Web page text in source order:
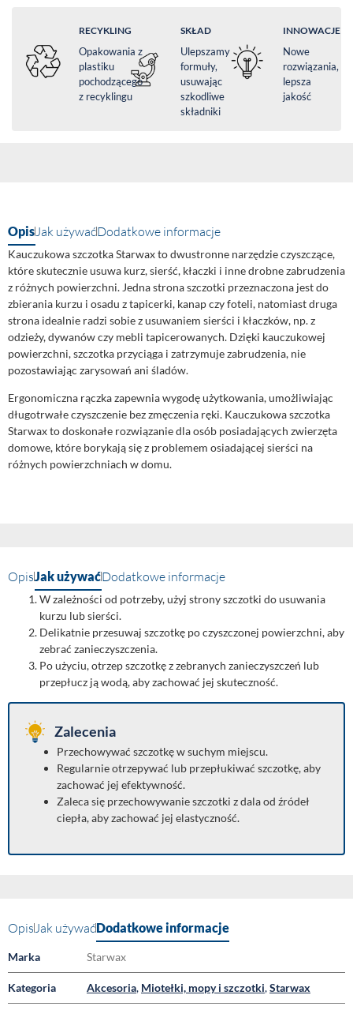
RECYKLING
Opakowania z
plastiku
pochodzącego
z recyklingu
SKŁAD
Ulepszamy
formuły,
usuwając
szkodliwe
składniki
INNOWACJE
Nowe
rozwiązania,
lepsza
jakość
OpisJak używaćDodatkowe informacje
Kauczukowa szczotka Starwax to dwustronne narzędzie czyszczące,
które skutecznie usuwa kurz, sierść, kłaczki i inne drobne zabrudzenia
z różnych powierzchni. Jedna strona szczotki przeznaczona jest do
zbierania kurzu i osadu z tapicerki, kanap czy foteli, natomiast druga
strona idealnie radzi sobie z usuwaniem sierści i kłaczków, np. z
odzieży, dywanów czy mebli tapicerowanych. Dzięki kauczukowej
powierzchni, szczotka przyciąga i zatrzymuje zabrudzenia, nie
pozostawiając zarysowań ani śladów.
Ergonomiczna rączka zapewnia wygodę użytkowania, umożliwiając
długotrwałe czyszczenie bez zmęczenia ręki. Kauczukowa szczotka
Starwax to doskonałe rozwiązanie dla osób posiadających zwierzęta
domowe, które borykają się z problemem osiadającej sierści na
różnych powierzchniach w domu.
Opis Jak używaćDodatkowe informacje
W zależności od potrzeby, użyj strony szczotki do usuwania
kurzu lub sierści.
Delikatnie przesuwaj szczotkę po czyszczonej powierzchni, aby
zebrać zanieczyszczenia.
Po użyciu, otrzep szczotkę z zebranych zanieczyszczeń lub
przepłucz ją wodą, aby zachować jej skuteczność.
Zalecenia
Przechowywać szczotkę w suchym miejscu.
Regularnie otrzepywać lub przepłukiwać szczotkę, aby
zachować jej efektywność.
Zaleca się przechowywanie szczotki z dala od źródeł
ciepła, aby zachować jej elastyczność.
Opis Jak używaćDodatkowe informacje
Marka Starwax
Kategoria Akcesoria, Miotełki, mopy i szczotki,Starwax